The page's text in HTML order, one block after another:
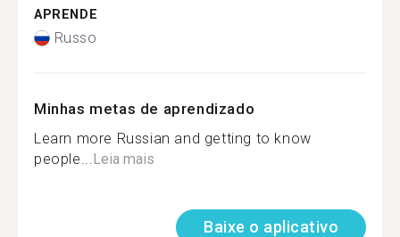
APRENDE
Russo
Minhas metas de aprendizado
Learn more Russian and getting to know
people...Leia mais
Baixe o aplicativo